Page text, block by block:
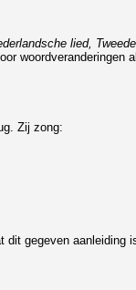
lied,
woordveranderingen
Zij zong:
dit gegeven aanleiding